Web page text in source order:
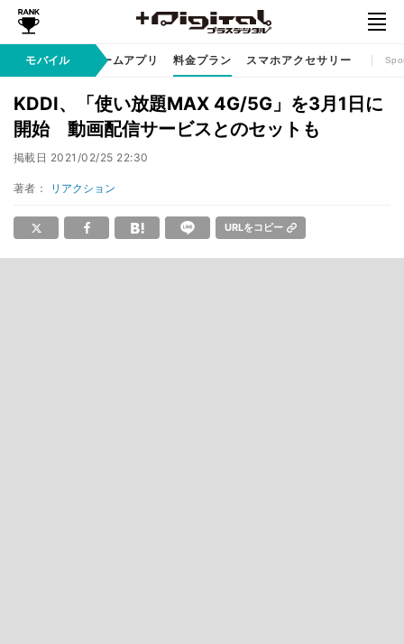
モバイル
/ サービス ゲームアプリ 料金プラン スマホアクセサリー
KDDI、「使い放題MAX 4G/5G」を3月1日に
開始 動画配信サービスとのセットも
掲載日 2021/02/25 22:30
著者： リアクション
URLをコピー